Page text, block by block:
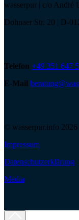
wasserpur | c/o André
Dohnaer Str. 20 | D-
Telefon +49 351 647
E-Mail
© wasserpur.info 2026
Impressum
Datenschutzerklärung
Media